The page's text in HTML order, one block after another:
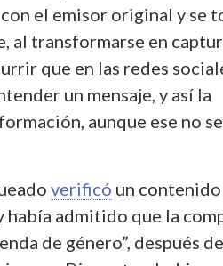
el emisor original y se
al transformarse en
que en las redes
un mensaje, y así la
aunque ese no
verificó un contenido
admitido que la
de género”, después